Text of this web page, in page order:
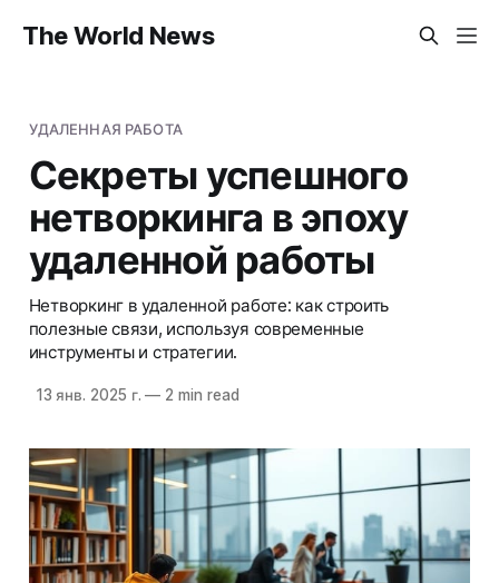
The World News
УДАЛЕННАЯ РАБОТА
Секреты успешного
нетворкинга в эпоху
удаленной работы
Нетворкинг в удаленной работе: как строить
полезные связи, используя современные
инструменты и стратегии.
13 янв. 2025 г. — 2 min read